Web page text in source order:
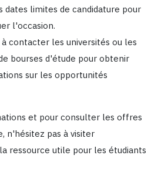
dates limites de candidature pour
l'occasion.
contacter les universités ou les
bourses d'étude pour obtenir
sur les opportunités
et pour consulter les offres
n'hésitez pas à visiter
ressource utile pour les étudiants